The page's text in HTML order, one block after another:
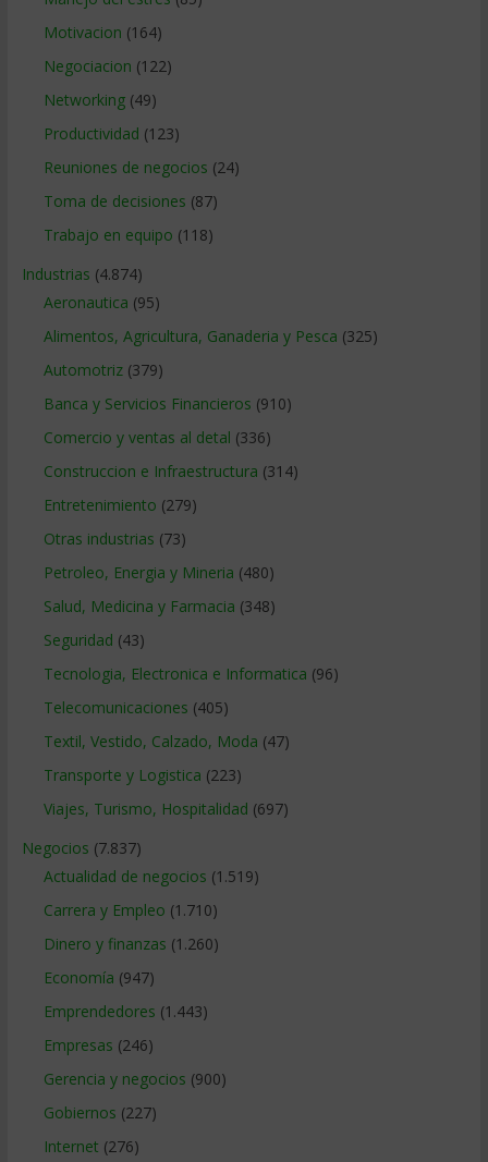
Motivacion (164)
Negociacion (122)
Networking(49)
Productividad (123)
Reuniones de negocios (24)
Toma de decisiones (87)
Trabajo en equipo (118)
Industrias (4.874)
Aeronautica (95)
Alimentos, Agricultura, Ganaderia y Pesca (325)
Automotriz(379)
Banca y Servicios Financieros (910)
Comercio y ventas al detal (336)
Construccion e Infraestructura (314)
Entretenimiento (279)
Otras industrias (73)
Petroleo, Energia y Mineria (480)
Salud, Medicina y Farmacia (348)
Seguridad (43)
Tecnologia, Electronica e Informatica (96)
Telecomunicaciones (405)
Textil, Vestido, Calzado, Moda (47)
Transporte y Logistica (223)
Viajes, Turismo, Hospitalidad (697)
Negocios (7.837)
Actualidad de negocios (1.519)
Carrera y Empleo (1.710)
Dinero y finanzas (1.260)
Economía (947)
Emprendedores (1.443)
Empresas (246)
Gerencia y negocios (900)
Gobiernos (227)
Internet (276)